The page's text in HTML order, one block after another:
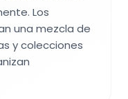
Los
una mezcla de
y colecciones